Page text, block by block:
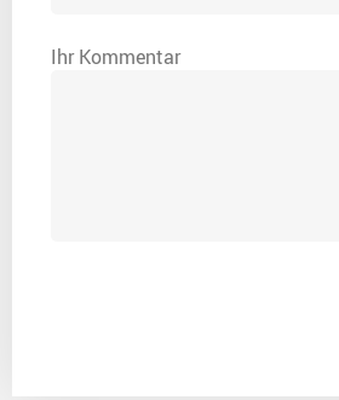
Ihr Kommentar